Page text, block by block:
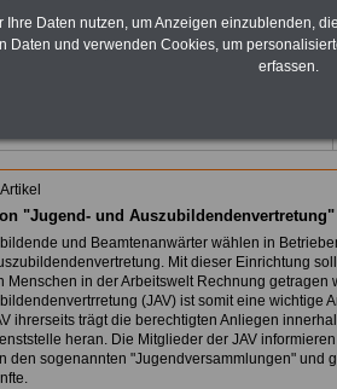
"Jugend- und Auszubildendenvertretung"
und Beamtenanwärter wählen in
Mit dieser Einrichtung
Menschen in der Arbeitswelt Rechnung getragen
(JAV) ist somit eine wichtige
ihrerseits trägt die berechtigten Anliegen
heran. Die Mitglieder der JAV
den sogenannten "Jugendversammlungen" und
Ihre Daten nutzen, um Anzeigen einzublenden,
Daten und verwenden Cookies, um
erfassen.